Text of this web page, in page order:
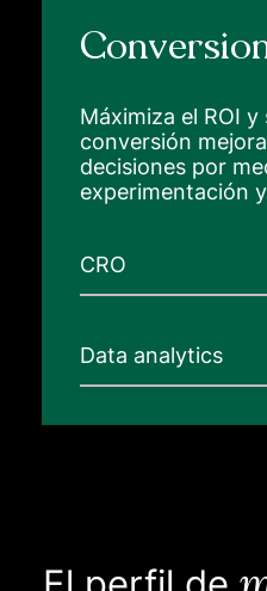
Máximiza el ROI y
conversión
decisiones por
experimentación
CRO
Data analytics